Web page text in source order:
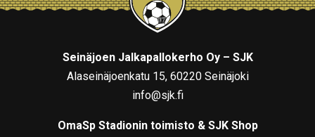
Seinäjoen Jalkapallokerho Oy – SJK
Alaseinäjoenkatu 15, 60220 Seinäjoki
info@sjk.fi
OmaSp Stadionin toimisto & SJK Shop